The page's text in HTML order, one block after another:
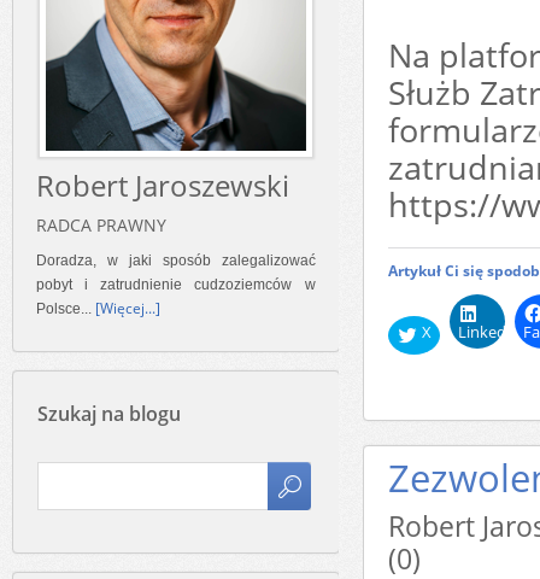
Na
Służb
https://
Artykuł Ci się
X LinkedIn
Robert
(0)
Robert Jaroszewski
RADCA PRAWNY
Doradza, w jaki sposób zalegalizować
pobyt i zatrudnienie cudzoziemców w
Polsce... [Więcej...]
Szukaj na blogu